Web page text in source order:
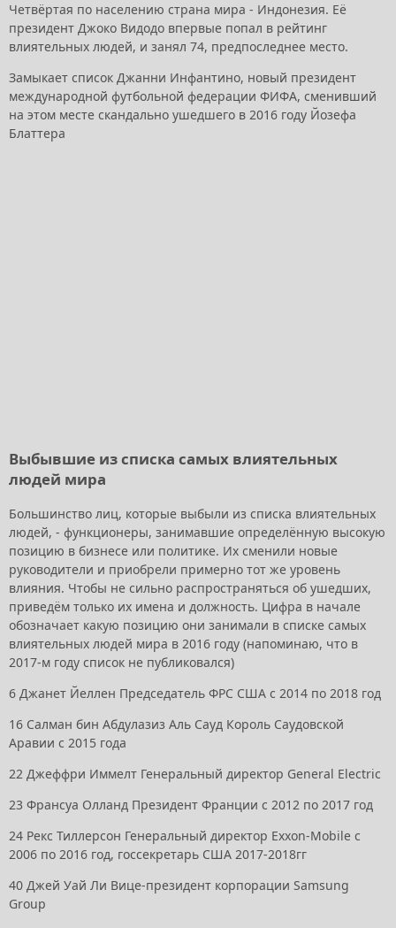
Четвёртая по населению страна мира - Индонезия. Её
президент Джоко Видодо впервые попал в рейтинг
влиятельных людей, и занял 74, предпоследнее место.
Замыкает список Джанни Инфантино, новый президент
международной футбольной федерации ФИФА, сменивший
на этом месте скандально ушедшего в 2016 году Йозефа
Блаттера
Выбывшие из списка самых влиятельных
людей мира
Большинство лиц, которые выбыли из списка влиятельных
людей, - функционеры, занимавшие определённую высокую
позицию в бизнесе или политике. Их сменили новые
руководители и приобрели примерно тот же уровень
влияния. Чтобы не сильно распространяться об ушедших,
приведём только их имена и должность. Цифра в начале
обозначает какую позицию они занимали в списке самых
влиятельных людей мира в 2016 году (напоминаю, что в
2017-м году список не публиковался)
6 Джанет Йеллен Председатель ФРС США с 2014 по 2018 год
16 Салман бин Абдулазиз Аль Сауд Король Саудовской
Аравии с 2015 года
22 Джеффри Иммелт Генеральный директор General Electric
23 Франсуа Олланд Президент Франции с 2012 по 2017 год
24 Рекс Тиллерсон Генеральный директор Exxon-Mobile с
2006 по 2016 год, госсекретарь США 2017-2018гг
40 Джей Уай Ли Вице-президент корпорации Samsung
Group